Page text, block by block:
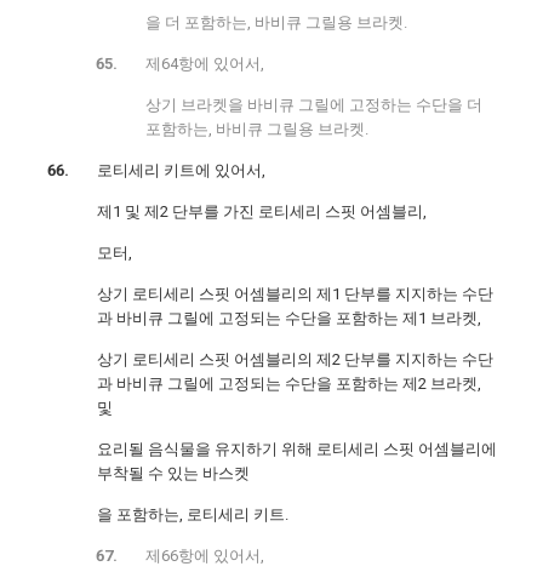
을 더 포함하는, 바비큐 그릴용 브라켓.
제64항에 있어서,
상기 브라켓을 바비큐 그릴에 고정하는 수단을 더
포함하는, 바비큐 그릴용 브라켓.
로티세리 키트에 있어서,
제1 및 제2 단부를 가진 로티세리 스핏 어셈블리,
모터,
상기 로티세리 스핏 어셈블리의 제1 단부를 지지하는 수단
과 바비큐 그릴에 고정되는 수단을 포함하는 제1 브라켓,
상기 로티세리 스핏 어셈블리의 제2 단부를 지지하는 수단
과 바비큐 그릴에 고정되는 수단을 포함하는 제2 브라켓,
및
요리될 음식물을 유지하기 위해 로티세리 스핏 어셈블리에
부착될 수 있는 바스켓
을 포함하는, 로티세리 키트.
제66항에 있어서,